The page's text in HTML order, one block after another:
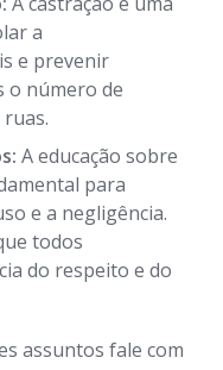
a
e prevenir
o número de
A educação sobre
para
e a negligência.
todos
do respeito e do
assuntos fale com